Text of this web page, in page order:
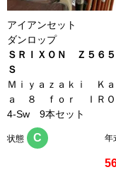
アイアンセット
ダンロップ
ＳＲＩＸＯＮ Ｚ５６
Ｓ
Ｍｉｙａｚａｋｉ Ｋａ
ａ ８ ｆｏｒ ＩＲ
4-Sw 9本セット
状態 C 年